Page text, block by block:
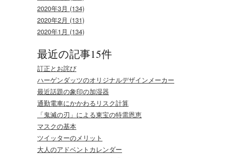
2020年3月 (134)
2020年2月 (131)
2020年1月 (134)
最近の記事15件
訂正とお詫び
ハーゲンダッツのオリジナルデザインメーカー
最近話題の象印の加湿器
通勤電車にかかわるリスク計算
「鬼滅の刃」による東宝の特需恩恵
マスクの基本
ツイッターのメリット
大人のアドベントカレンダー